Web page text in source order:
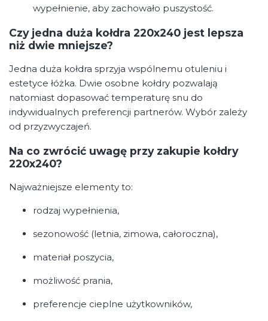
wypełnienie, aby zachowało puszystość.
Czy jedna duża kołdra 220x240 jest lepsza
niż dwie mniejsze?
Jedna duża kołdra sprzyja wspólnemu otuleniu i
estetyce łóżka. Dwie osobne kołdry pozwalają
natomiast dopasować temperaturę snu do
indywidualnych preferencji partnerów. Wybór zależy
od przyzwyczajeń.
Na co zwrócić uwagę przy zakupie kołdry
220x240?
Najważniejsze elementy to:
rodzaj wypełnienia,
sezonowość (letnia, zimowa, całoroczna),
materiał poszycia,
możliwość prania,
preferencje cieplne użytkowników,